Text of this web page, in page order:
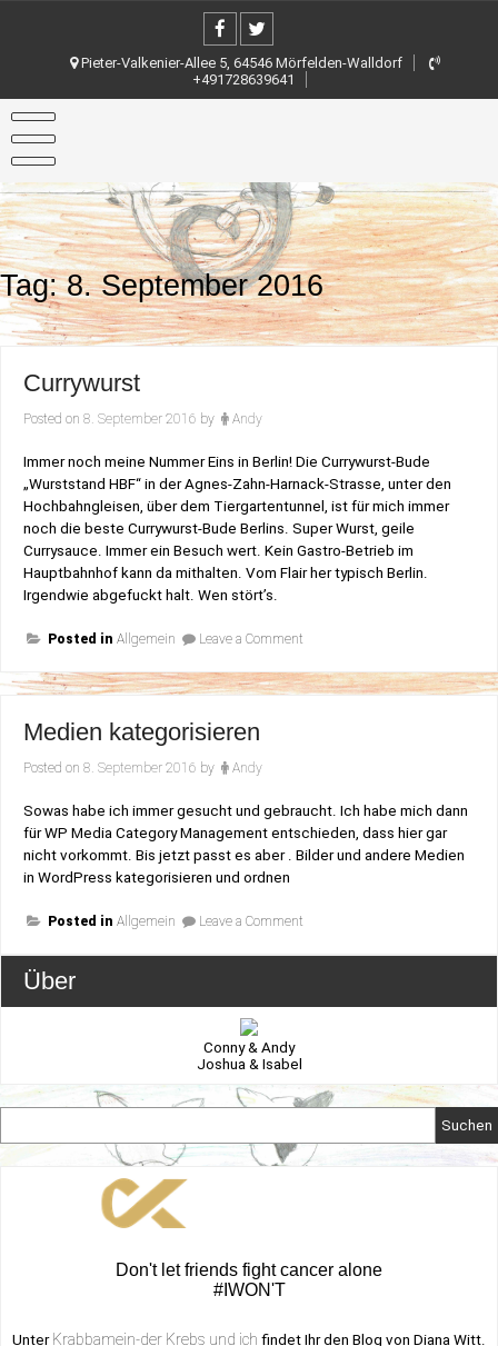
Pieter-Valkenier-Allee 5, 64546 Mörfelden-Walldorf
+491728639641
Tag:8. September 2016
Currywurst
Posted on 8. September 2016 by Andy
Immer noch meine Nummer Eins in Berlin! Die Currywurst-Bude
„Wurststand HBF“ in der Agnes-Zahn-Harnack-Strasse, unter den
Hochbahngleisen, über dem Tiergartentunnel, ist für mich immer
noch die beste Currywurst-Bude Berlins. Super Wurst, geile
Currysauce. Immer ein Besuch wert. Kein Gastro-Betrieb im
Hauptbahnhof kann da mithalten. Vom Flair her typisch Berlin.
Irgendwie abgefuckt halt. Wen stört’s.
Posted in Allgemein Leave a Comment
Medien kategorisieren
Posted on 8. September 2016 by Andy
Sowas habe ich immer gesucht und gebraucht. Ich habe mich dann
für WP Media Category Management entschieden, dass hier gar
nicht vorkommt. Bis jetzt passt es aber . Bilder und andere Medien
in WordPress kategorisieren und ordnen
Posted in Allgemein Leave a Comment
Über
Conny & Andy
Joshua & Isabel
Suchen
Don't let friends fight cancer alone
#IWON'T
Unter Krabbamein-der Krebs und ich findet Ihr den Blog von Diana Witt.